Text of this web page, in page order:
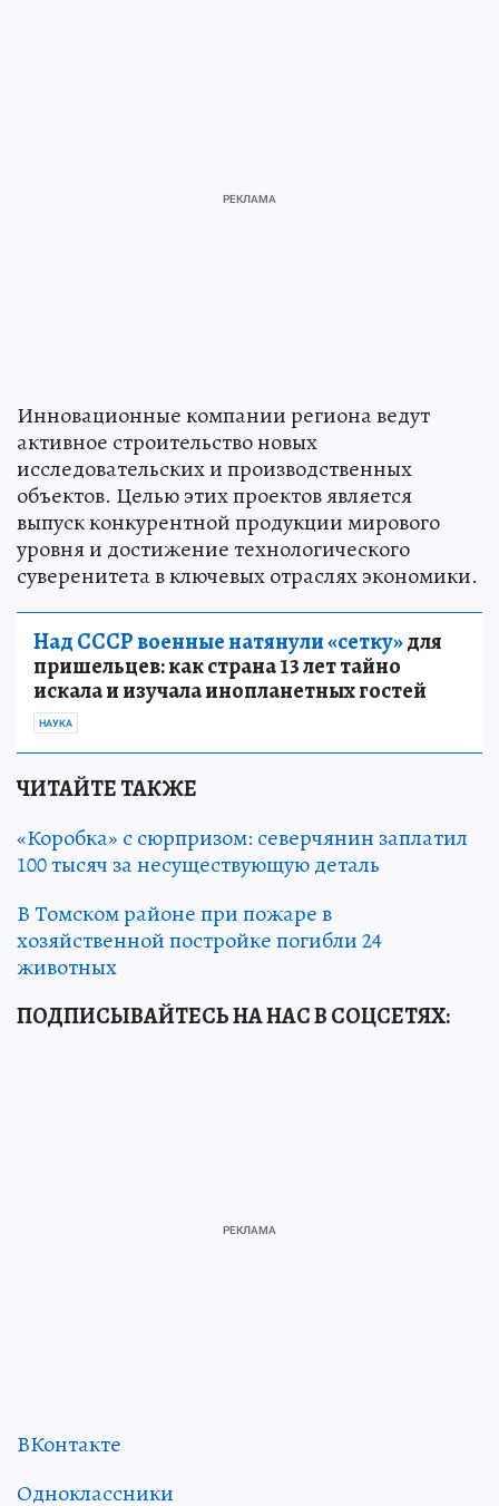
Инновационные компании региона ведут
активное строительство новых
исследовательских и производственных
объектов. Целью этих проектов является
выпуск конкурентной продукции мирового
уровня и достижение технологического
суверенитета в ключевых отраслях экономики.
Над СССР военные натянули «сетку»для
пришельцев: как страна 13 лет тайно
искала и изучала инопланетных гостей
НАУКА
ЧИТАЙТЕ ТАКЖЕ
«Коробка» с сюрпризом: северчянин заплатил
100 тысяч за несуществующую деталь
В Томском районе при пожаре в
хозяйственной постройке погибли 24
животных
ПОДПИСЫВАЙТЕСЬ НА НАС В СОЦСЕТЯХ:
ВКонтакте
Одноклассники